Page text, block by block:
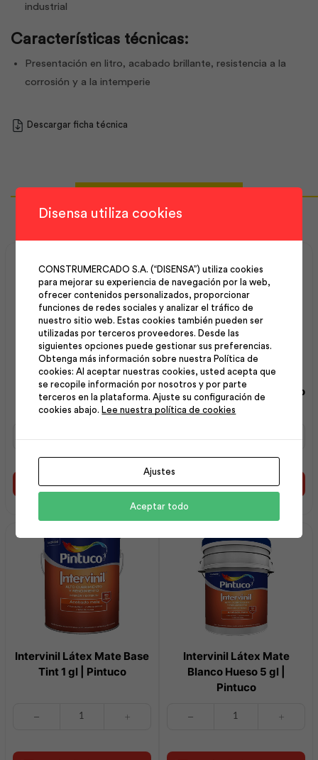
industrial
Características técnicas:
Presentación en litro, acabado brillante, resistencia a la
corrosión y a la intemperie
Descargar ficha técnica
Maxiempaste Interior
Blanco 20Kg | Intaco
Interior
Blanco
Intaco
Añadir al carrito
Intervinil Látex Mate
Blanco Hueso 1 gl | Pintuco
Látex
Mate
Blanco
gl
|
Pintuco
cantidad
Añadir al carrito
Intervinil Látex Mate Base
Tint 1 gl | Pintuco
Base
Intervinil Látex Mate
Blanco Hueso 5 gl |
Pintuco
Blanco
Disensa utiliza cookies
CONSTRUMERCADO S.A. (“DISENSA”) utiliza cookies
para mejorar su experiencia de navegación por la web,
ofrecer contenidos personalizados, proporcionar
funciones de redes sociales y analizar el tráfico de
nuestro sitio web. Estas cookies también pueden ser
utilizadas por terceros proveedores. Desde las
siguientes opciones puede gestionar sus preferencias.
Obtenga más información sobre nuestra Política de
cookies: Al aceptar nuestras cookies, usted acepta que
se recopile información por nosotros y por parte
terceros en la plataforma. Ajuste su configuración de
cookies abajo. Lee nuestra política de cookies
Ajustes
Aceptar todo